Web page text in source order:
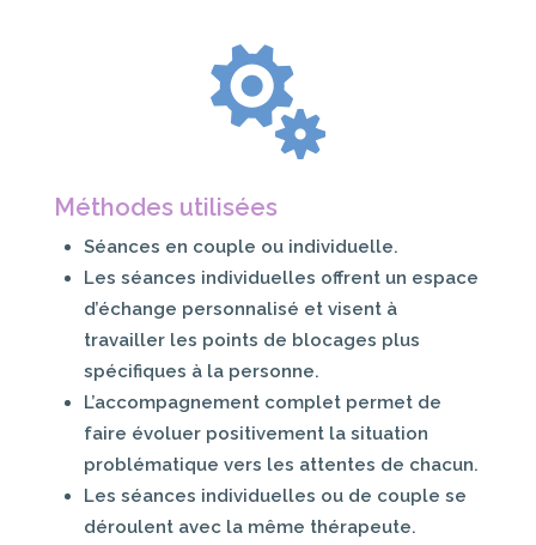

Méthodes utilisées
Séances en couple ou individuelle.
Les séances individuelles offrent un espace
d’échange personnalisé et visent à
travailler les points de blocages plus
spécifiques à la personne.
L’accompagnement complet permet de
faire évoluer positivement la situation
problématique vers les attentes de chacun.
Les séances individuelles ou de couple se
déroulent avec la même thérapeute.